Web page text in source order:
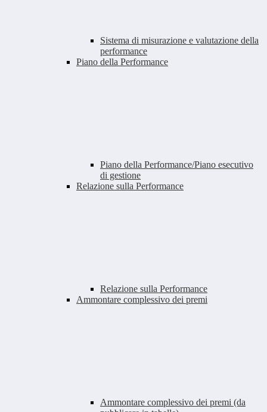
Sistema di misurazione e valutazione della
performance
Piano della Performance
Piano della Performance/Piano esecutivo
di gestione
Relazione sulla Performance
Relazione sulla Performance
Ammontare complessivo dei premi
Ammontare complessivo dei premi (da